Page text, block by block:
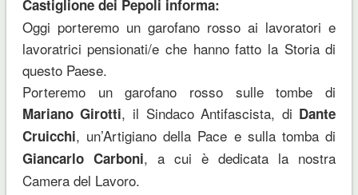
Castiglione dei Pepoli informa:
Oggi porteremo un garofano rosso ai lavoratori e
lavoratrici pensionati/e che hanno fatto la Storia di
questo Paese.
Porteremo un garofano rosso sulle tombe di
Mariano Girotti, il Sindaco Antifascista, di Dante
Cruicchi, un’Artigiano della Pace e sulla tomba di
Giancarlo Carboni, a cui è dedicata la nostra
Camera del Lavoro.